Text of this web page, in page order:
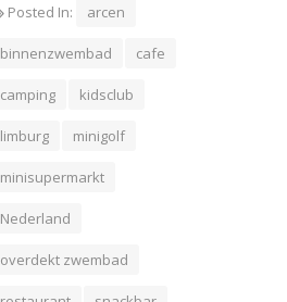
Posted In: arcen
binnenzwembad cafe
camping kidsclub
limburg minigolf
minisupermarkt
Nederland
overdekt zwembad